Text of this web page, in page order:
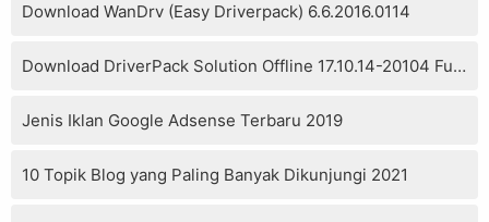
Download WanDrv (Easy Driverpack) 6.6.2016.0114
Download DriverPack Solution Offline 17.10.14-20104 Full Version
Jenis Iklan Google Adsense Terbaru 2019
10 Topik Blog yang Paling Banyak Dikunjungi 2021